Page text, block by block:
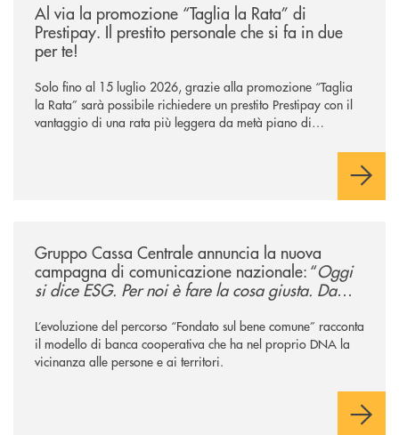
Al via la promozione “Taglia la Rata” di
Prestipay. Il prestito personale che si fa in due
per te!
Solo fino al 15 luglio 2026, grazie alla promozione “Taglia
la Rata” sarà possibile richiedere un prestito Prestipay con il
vantaggio di una rata più leggera da metà piano di
Gruppo Cassa Centrale annuncia la nuova
campagna di comunicazione nazionale: “Oggi
si dice ESG. Per noi è fare la cosa giusta. Da
L’evoluzione del percorso “Fondato sul bene comune” racconta
il modello di banca cooperativa che ha nel proprio DNA la
vicinanza alle persone e ai territori.